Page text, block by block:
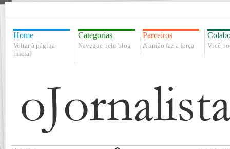
Home
Voltar à página
inicial
Categorias
Navegue pelo blog
Parceiros
A união faz a força Você